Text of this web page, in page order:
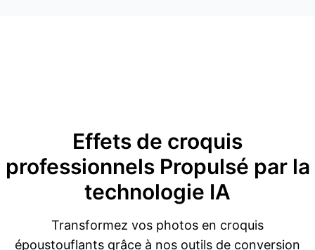
Effets de croquis
professionnelsPropulsé par la
technologie IA
Transformez vos photos en croquis
époustouflants grâce à nos outils de conversion